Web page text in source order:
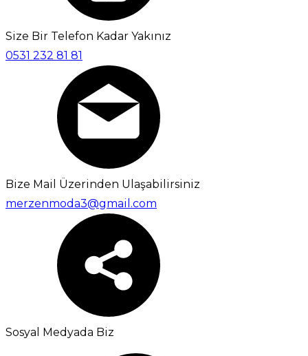
Size Bir Telefon Kadar Yakınız
0531 232 81 81
Bize Mail Üzerinden Ulaşabilirsiniz
merzenmoda3@gmail.com
Sosyal Medyada Biz